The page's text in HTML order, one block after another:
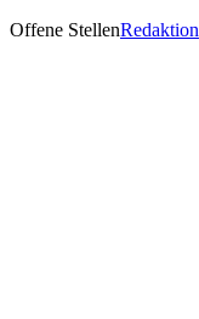
Offene StellenRedaktion